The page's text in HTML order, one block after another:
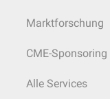
Marktforschung
CME-Sponsoring
Alle Services